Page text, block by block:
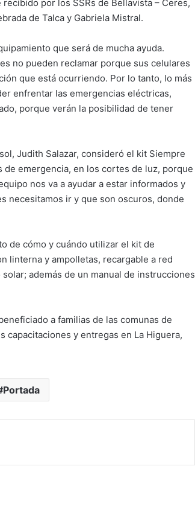
por los SSRs de Bellavista – Ceres,
de Talca y Gabriela Mistral.
que será de mucha ayuda.
no pueden reclamar porque sus celulares
que está ocurriendo. Por lo tanto, lo más
enfrentar las emergencias eléctricas,
porque verán la posibilidad de tener
Judith Salazar, consideró el kit Siempre
de emergencia, en los cortes de luz, porque
nos va a ayudar a estar informados y
necesitamos ir y que son oscuros, donde
de cómo y cuándo utilizar el kit de
linterna y ampolletas, recargable a red
además de un manual de instrucciones
a familias de las comunas de
capacitaciones y entregas en La Higuera,
Portada